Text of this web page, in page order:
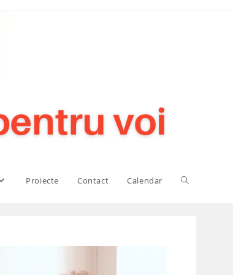
Proiecte Contact Calendar Toggle